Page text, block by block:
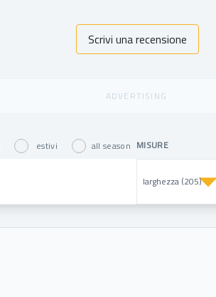
Scrivi una recensione
estivi all season MISURE